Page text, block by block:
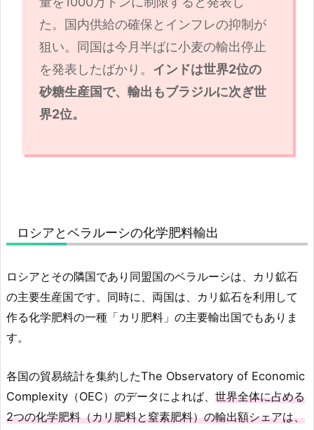
た。国内供給の確保とインフレの抑制が
狙い。同国は今月半ばに小麦の輸出停止
を発表したばかり。 インドは世界2位の
砂糖生産国で、輸出もブラジルに次ぎ世
界2位。
ロシアとベラルーシの化学肥料輸出
ロシアとその隣国であり同盟国のベラルーシは、カリ鉱石
の主要生産国です。同時に、両国は、カリ鉱石を利用して
作る化学肥料の一種「カリ肥料」の主要輸出国でもありま
す。
各国の貿易統計を集約したThe Observatory of Economic
Complexity（OEC）のデータによれば、 世界全体に占める
2つの化学肥料（カリ肥料と窒素肥料）の輸出額シェアは、